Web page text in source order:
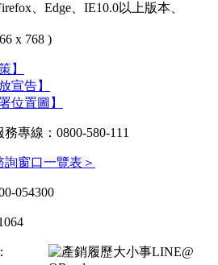
、Edge、IE10.0以上版本、
x 768 )
】
宣告】
位置圖】
專線：0800-580-111
詢窗口一覽表＞
054300